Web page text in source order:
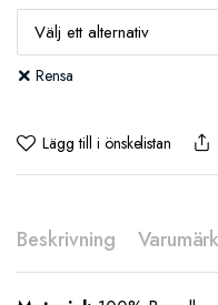
649,95 kr.
Rensa
Lägg till i önskelistan
Beskrivning